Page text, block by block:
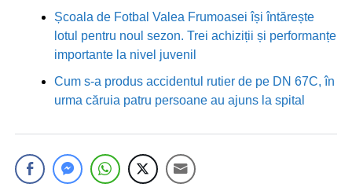
Școala de Fotbal Valea Frumoasei își întărește
lotul pentru noul sezon. Trei achiziții și performanțe
importante la nivel juvenil
Cum s-a produs accidentul rutier de pe DN 67C, în
urma căruia patru persoane au ajuns la spital